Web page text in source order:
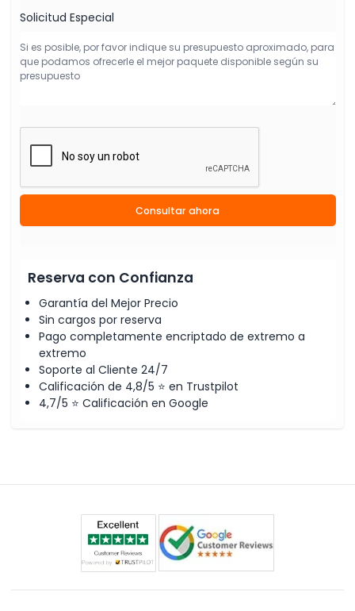
Solicitud Especial
Consultar ahora
Reserva con Confianza
Garantía del Mejor Precio
Sin cargos por reserva
Pago completamente encriptado de extremo a
extremo
Soporte al Cliente 24/7
Calificación de 4,8/5 ⭐ en Trustpilot
4,7/5 ⭐ Calificación en Google